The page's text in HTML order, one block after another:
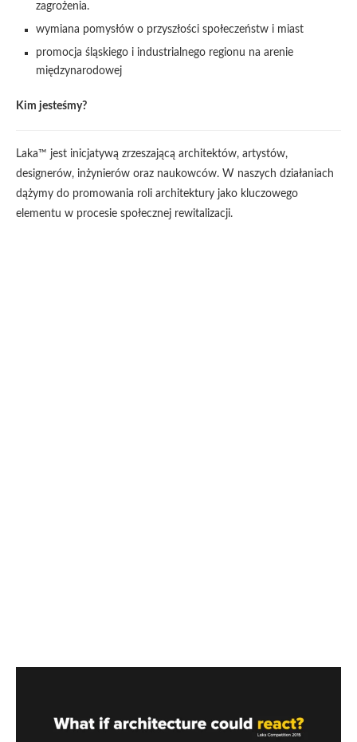
zagrożenia.
wymiana pomysłów o przyszłości społeczeństw i miast
promocja śląskiego i industrialnego regionu na arenie
międzynarodowej
Kim jesteśmy?
Laka™ jest inicjatywą zrzeszającą architektów, artystów,
designerów, inżynierów oraz naukowców. W naszych działaniach
dążymy do promowania roli architektury jako kluczowego
elementu w procesie społecznej rewitalizacji.